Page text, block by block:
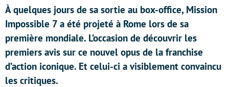
À quelques jours de sa sortie au box-office, Mission
Impossible 7 a été projeté à Rome lors de sa
première mondiale. L’occasion de découvrir les
premiers avis sur ce nouvel opus de la franchise
d’action iconique. Et celui-ci a visiblement convaincu
les critiques.